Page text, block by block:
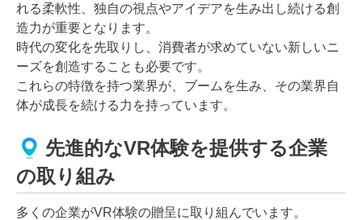
れる柔軟性、独自の視点やアイデアを生み出し続ける創
造力が重要となります。
時代の変化を先取りし、消費者が求めていない新しいニ
ーズを創造することも必要です。
これらの特徴を持つ業界が、ブームを生み、その業界自
体が成長を続ける力を持っています。
先進的なVR体験を提供する企業
の取り組み
多くの企業がVR体験の贈呈に取り組んでいます。